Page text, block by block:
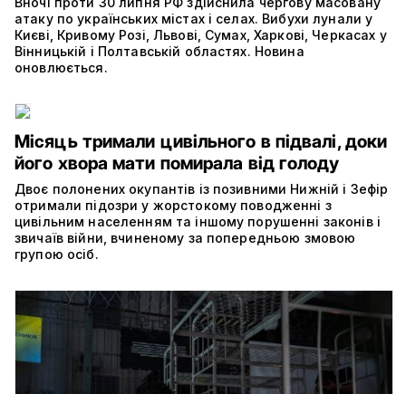
атаку по українських містах і селах. Вибухи лунали у
Києві, Кривому Розі, Львові, Сумах, Харкові, Черкасах у
Вінницькій і Полтавській областях. Новина
оновлюється.
Місяць тримали цивільного в підвалі, доки
його хвора мати помирала від голоду
Двоє полонених окупантів із позивними Нижній і Зефір
отримали підозри у жорстокому поводженні з
цивільним населенням та іншому порушенні законів і
звичаїв війни, вчиненому за попередньою змовою
групою осіб.